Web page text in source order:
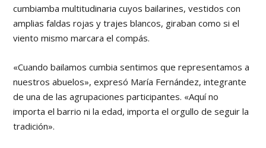
cumbiamba multitudinaria cuyos bailarines, vestidos con
amplias faldas rojas y trajes blancos, giraban como si el
viento mismo marcara el compás.
«Cuando bailamos cumbia sentimos que representamos a
nuestros abuelos», expresó María Fernández, integrante
de una de las agrupaciones participantes. «Aquí no
importa el barrio ni la edad, importa el orgullo de seguir la
tradición».